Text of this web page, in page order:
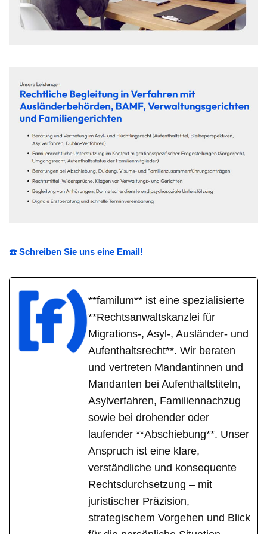
☎️ Schreiben Sie uns eine Email!
**familum** ist eine spezialisierte
**Rechtsanwaltskanzlei für
Migrations-, Asyl-, Ausländer- und
Aufenthaltsrecht**. Wir beraten
und vertreten Mandantinnen und
Mandanten bei Aufenthaltstiteln,
Asylverfahren, Familiennachzug
sowie bei drohender oder
laufender **Abschiebung**. Unser
Anspruch ist eine klare,
verständliche und konsequente
Rechtsdurchsetzung – mit
juristischer Präzision,
strategischem Vorgehen und Blick